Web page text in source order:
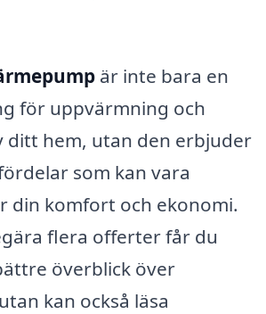
är inte bara en
för uppvärmning och
ditt hem, utan den erbjuder
som kan vara
din komfort och ekonomi.
flera offerter får du
överblick över
kan också läsa